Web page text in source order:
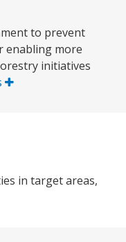
to prevent
enabling more
initiatives
in target areas,